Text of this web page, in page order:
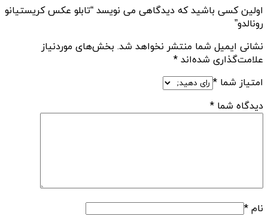
اولین کسی باشید که دیدگاهی می نویسد “تابلو عکس کریستیانو
رونالدو”
نشانی ایمیل شما منتشر نخواهد شد. بخش‌های موردنیاز
علامت‌گذاری شده‌اند *
امتیاز شما *
دیدگاه شما *
نام *